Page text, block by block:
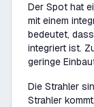
Der Spot hat
mit einem
bedeutet,
integriert ist.
geringe
Die Strahler
Strahler